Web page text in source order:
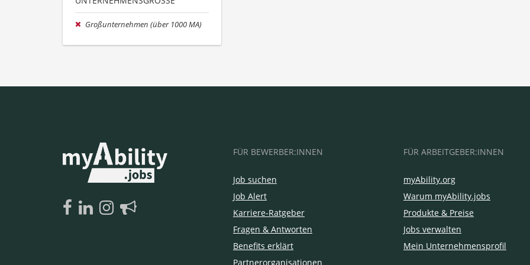
Großunternehmen (über 1000 MA)
FÜR BEWERBER:INNEN
Job suchen
Job Alert
Karriere-Ratgeber
Fragen & Antworten
Benefits erklärt
Partnerorganisationen
FÜR ARBEITGEBER:INNEN
myAbility.org
Warum myAbility.jobs
Produkte & Preise
Jobs verwalten
Mein Unternehmensprofil